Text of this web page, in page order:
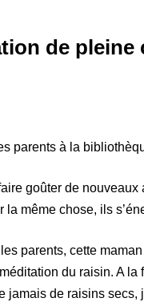
de pleine
parents à la
goûter de
même chose, ils
parents, cette
du raisin. A
jamais de raisins